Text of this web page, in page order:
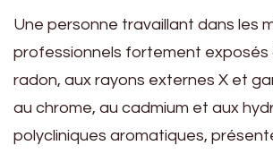
Une personne travaillant dans les
professionnels fortement exposés
radon, aux rayons externes X et
au chrome, au cadmium et aux
polycliniques aromatiques,